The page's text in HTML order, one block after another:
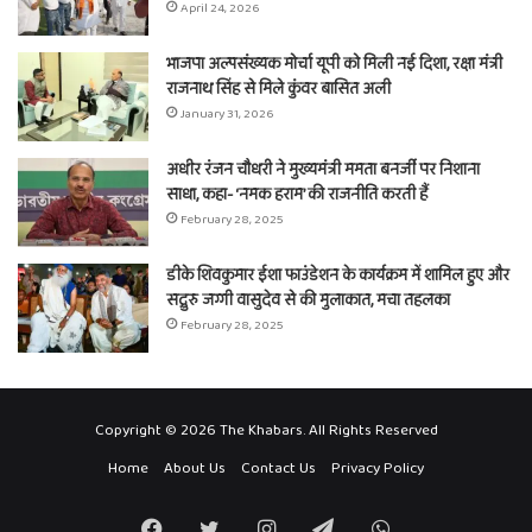
April 24, 2026
भाजपा अल्पसंख्यक मोर्चा यूपी को मिली नई दिशा, रक्षा मंत्री
राजनाथ सिंह से मिले कुंवर बासित अली
January 31, 2026
अधीर रंजन चौधरी ने मुख्यमंत्री ममता बनर्जी पर निशाना
साधा, कहा- ‘नमक हराम’ की राजनीति करती हैं
February 28, 2025
डीके शिवकुमार ईशा फाउंडेशन के कार्यक्रम में शामिल हुए और
सद्गुरु जग्गी वासुदेव से की मुलाकात, मचा तहलका
February 28, 2025
Copyright © 2026 The Khabars. All Rights Reserved
Home
About Us Contact Us Privacy Policy